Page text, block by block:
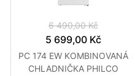
6 490,00 Kč
5 699,00 Kč
PC 174 EW KOMBINOVANÁ
CHLADNIČKA PHILCO